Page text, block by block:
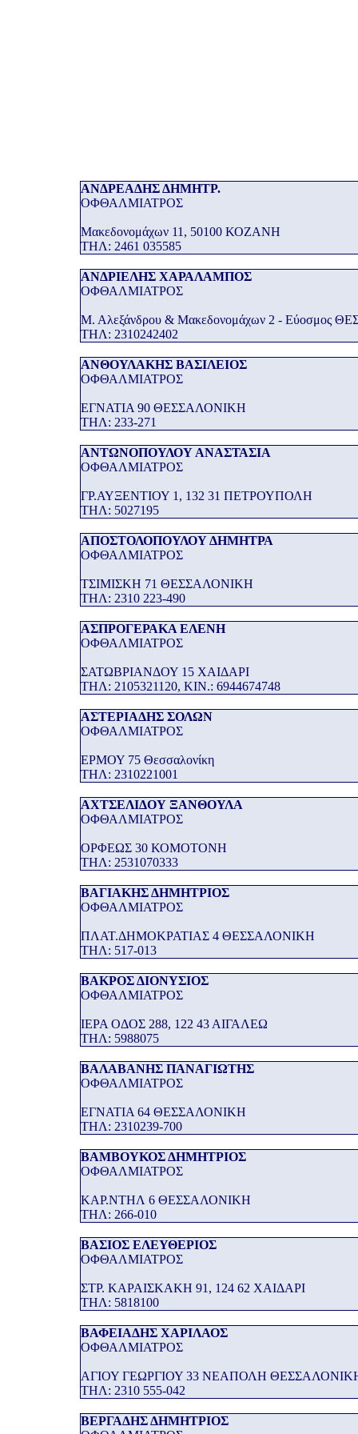
ΑΝΔΡΕΑΔΗΣ ΔΗΜΗΤΡ.
ΟΦΘΑΛΜΙΑΤΡΟΣ
Μακεδονομάχων 11, 50100 ΚΟΖΑΝΗ
THΛ: 2461 035585
ΑΝΔΡΙΕΛΗΣ ΧΑΡΑΛΑΜΠΟΣ
ΟΦΘΑΛΜΙΑΤΡΟΣ
Μ. Αλεξάνδρου & Μακεδονομάχων 2 - Εύοσμος
THΛ: 2310242402
ΑΝΘΟΥΛΑΚΗΣ ΒΑΣΙΛΕΙΟΣ
ΟΦΘΑΛΜΙΑΤΡΟΣ
ΕΓΝΑΤΙΑ 90 ΘΕΣΣΑΛΟΝΙΚΗ
THΛ: 233-271
ΑΝΤΩΝΟΠΟΥΛΟΥ ΑΝΑΣΤΑΣΙΑ
ΟΦΘΑΛΜΙΑΤΡΟΣ
ΓΡ.ΑΥΞΕΝΤΙΟΥ 1, 132 31 ΠΕΤΡΟΥΠΟΛΗ
THΛ: 5027195
ΑΠΟΣΤΟΛΟΠΟΥΛΟΥ ΔΗΜΗΤΡΑ
ΟΦΘΑΛΜΙΑΤΡΟΣ
ΤΣΙΜΙΣΚΗ 71 ΘΕΣΣΑΛΟΝΙΚΗ
THΛ: 2310 223-490
ΑΣΠΡΟΓΕΡΑΚΑ ΕΛΕΝΗ
ΟΦΘΑΛΜΙΑΤΡΟΣ
ΣΑΤΩΒΡΙΑΝΔΟΥ 15 ΧΑΙΔΑΡΙ
THΛ: 2105321120, ΚΙΝ.: 6944674748
ΑΣΤΕΡΙΑΔΗΣ ΣΟΛΩΝ
ΟΦΘΑΛΜΙΑΤΡΟΣ
ΕΡΜΟΥ 75 Θεσσαλονίκη
THΛ: 2310221001
ΑΧΤΣΕΛΙΔΟΥ ΞΑΝΘΟΥΛΑ
ΟΦΘΑΛΜΙΑΤΡΟΣ
ΟΡΦΕΩΣ 30 ΚΟΜΟΤΟΝΗ
THΛ: 2531070333
ΒΑΓΙΑΚΗΣ ΔΗΜΗΤΡΙΟΣ
ΟΦΘΑΛΜΙΑΤΡΟΣ
ΠΛΑΤ.ΔΗΜΟΚΡΑΤΙΑΣ 4 ΘΕΣΣΑΛΟΝΙΚΗ
THΛ: 517-013
ΒΑΚΡΟΣ ΔΙΟΝΥΣΙΟΣ
ΟΦΘΑΛΜΙΑΤΡΟΣ
ΙΕΡΑ ΟΔΟΣ 288, 122 43 ΑΙΓΑΛΕΩ
THΛ: 5988075
ΒΑΛΑΒΑΝΗΣ ΠΑΝΑΓΙΩΤΗΣ
ΟΦΘΑΛΜΙΑΤΡΟΣ
ΕΓΝΑΤΙΑ 64 ΘΕΣΣΑΛΟΝΙΚΗ
THΛ: 2310239-700
ΒΑΜΒΟΥΚΟΣ ΔΗΜΗΤΡΙΟΣ
ΟΦΘΑΛΜΙΑΤΡΟΣ
ΚΑΡ.ΝΤΗΛ 6 ΘΕΣΣΑΛΟΝΙΚΗ
THΛ: 266-010
ΒΑΣΙΟΣ ΕΛΕΥΘΕΡΙΟΣ
ΟΦΘΑΛΜΙΑΤΡΟΣ
ΣΤΡ. ΚΑΡΑΙΣΚΑΚΗ 91, 124 62 ΧΑΙΔΑΡΙ
THΛ: 5818100
ΒΑΦΕΙΑΔΗΣ ΧΑΡΙΛΑΟΣ
ΟΦΘΑΛΜΙΑΤΡΟΣ
ΑΓΙΟΥ ΓΕΩΡΓΙΟΥ 33 ΝΕΑΠΟΛΗ
THΛ: 2310 555-042
ΒΕΡΓΑΔΗΣ ΔΗΜΗΤΡΙΟΣ